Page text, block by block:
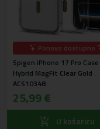
Ponovo dostupno
Spigen iPhone 17 Pro
Hybrid MagFit Clear Gold
ACS10348
25,99 €
U košaricu